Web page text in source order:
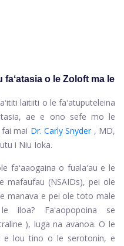
faʻatasia o le Zoloft ma le
laitiiti o le faʻatuputeleina
ae e ono sefe mo le
mai Dr. Carly Snyder , MD,
i Niu Ioka.
faʻaaogaina o fualaʻau e le
mafaufau (NSAIDs), pei ole
manava e pei ole toto male
iloa? Faʻaopopoina se
), luga na avanoa. O le
e lou tino o le serotonin, e